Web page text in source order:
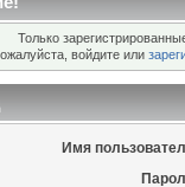
Только
войдите или
Имя